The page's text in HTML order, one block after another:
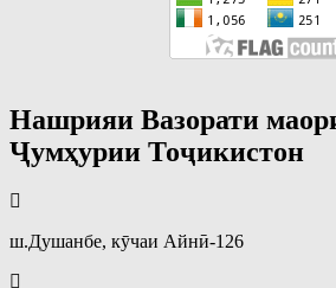
Нашрияи Вазорати
Ҷумҳурии Тоҷикистон
ш.Душанбе, кӯчаи Айнӣ-126